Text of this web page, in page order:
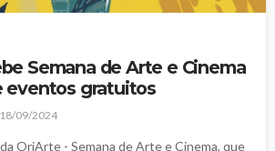
Semana de Arte e Cinema
eventos gratuitos
18/09/2024
OriArte - Semana de Arte e Cinema, que